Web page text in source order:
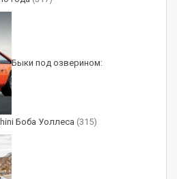
visits today)
Быки под озверином:
Боба Уоллеса (315)